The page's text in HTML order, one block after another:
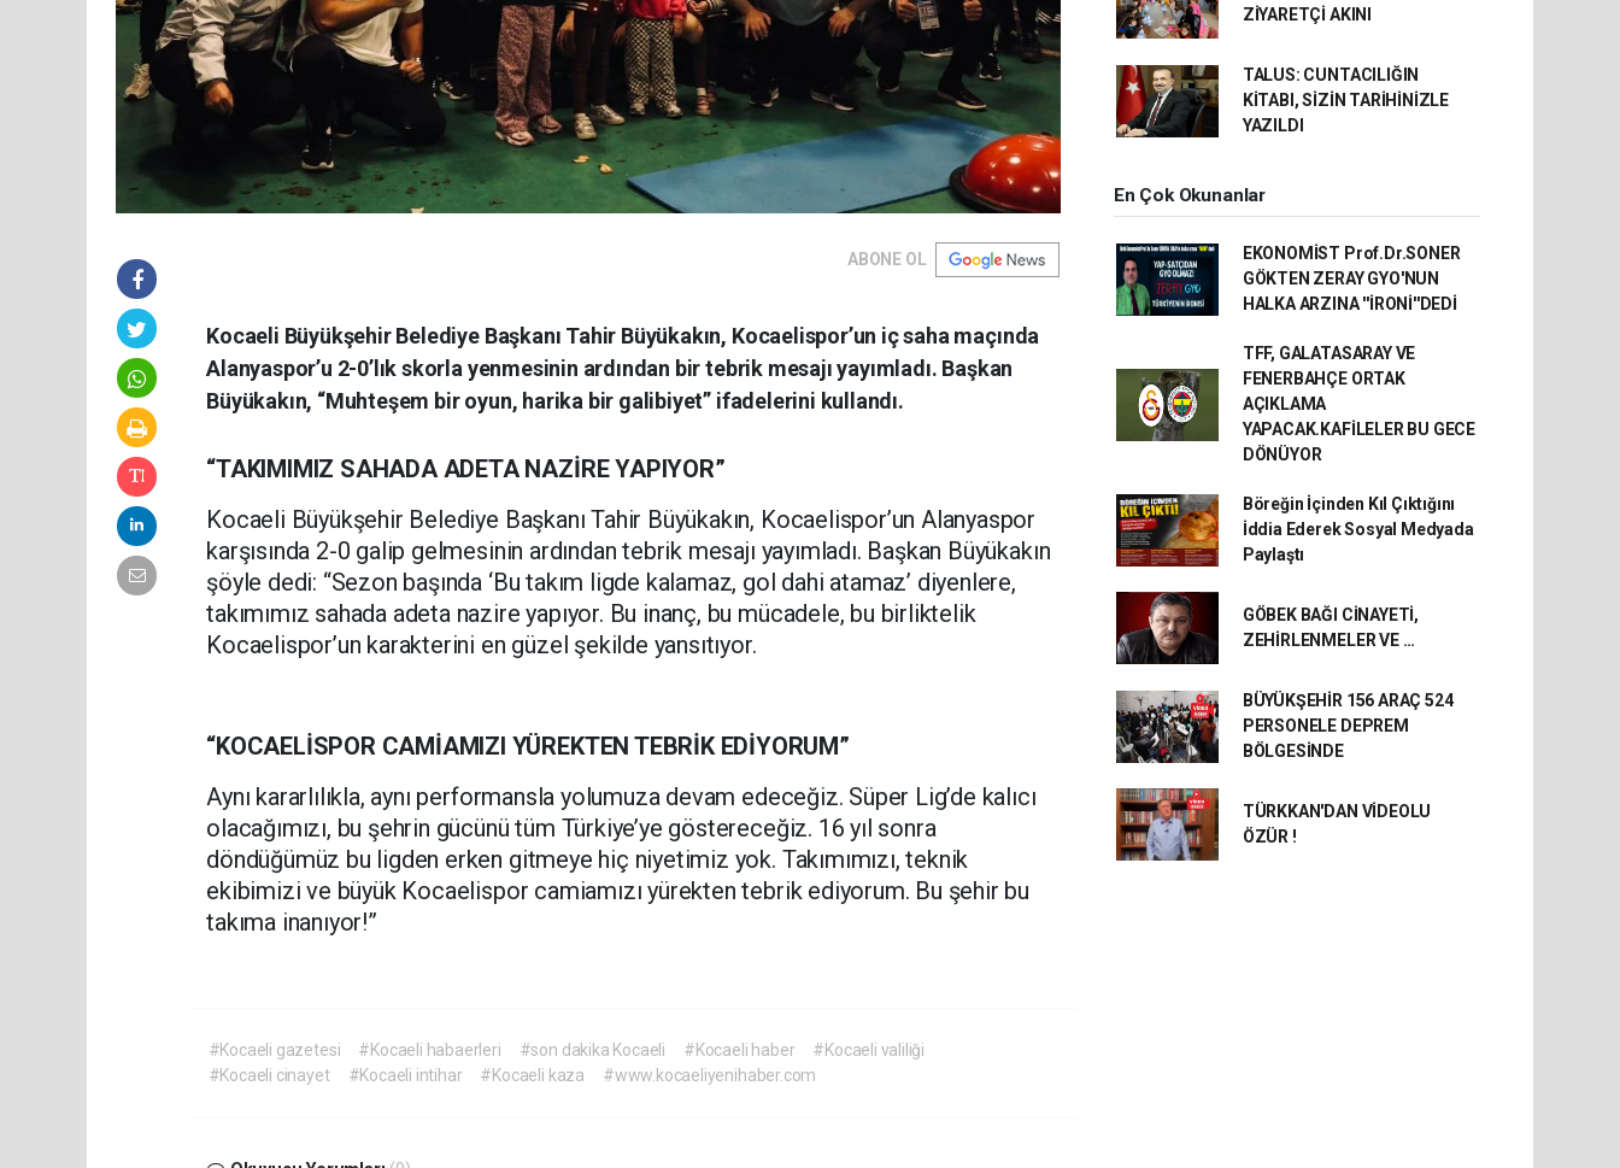
ABONE OL
Kocaeli Büyükşehir Belediye Başkanı Tahir Büyükakın, Kocaelispor’un iç saha maçında
Alanyaspor’u 2-0’lık skorla yenmesinin ardından bir tebrik mesajı yayımladı. Başkan
Büyükakın, “Muhteşem bir oyun, harika bir galibiyet” ifadelerini kullandı.
“TAKIMIMIZ SAHADA ADETA NAZİRE YAPIYOR”
Kocaeli Büyükşehir Belediye Başkanı Tahir Büyükakın, Kocaelispor’un Alanyaspor
karşısında 2-0 galip gelmesinin ardından tebrik mesajı yayımladı. Başkan Büyükakın
şöyle dedi: “Sezon başında ‘Bu takım ligde kalamaz, gol dahi atamaz’ diyenlere,
takımımız sahada adeta nazire yapıyor. Bu inanç, bu mücadele, bu birliktelik
Kocaelispor’un karakterini en güzel şekilde yansıtıyor.
“KOCAELİSPOR CAMİAMIZI YÜREKTEN TEBRİK EDİYORUM”
Aynı kararlılıkla, aynı performansla yolumuza devam edeceğiz. Süper Lig’de kalıcı
olacağımızı, bu şehrin gücünü tüm Türkiye’ye göstereceğiz. 16 yıl sonra
döndüğümüz bu ligden erken gitmeye hiç niyetimiz yok. Takımımızı, teknik
ekibimizi ve büyük Kocaelispor camiamızı yürekten tebrik ediyorum. Bu şehir bu
takıma inanıyor!”
#Kocaeli gazetesi #Kocaeli habaerleri #son dakika Kocaeli #Kocaeli haber
#Kocaeli valiliği
#Kocaeli cinayet
#Kocaeli intihar #Kocaeli kaza #www.kocaeliyenihaber.com
ZİYARETÇİ AKINI
TALUS: CUNTACILIĞIN
KİTABI, SİZİN TARİHİNİZLE
YAZILDI
En Çok Okunanlar
EKONOMİST Prof.Dr.SONER
GÖKTEN ZERAY GYO'NUN
HALKA ARZINA ''İRONİ''DEDİ
TFF, GALATASARAY VE
FENERBAHÇE ORTAK
AÇIKLAMA
YAPACAK.KAFİLELER BU GECE
DÖNÜYOR
Böreğin İçinden Kıl Çıktığını
İddia Ederek Sosyal Medyada
Paylaştı
GÖBEK BAĞI CİNAYETİ,
ZEHİRLENMELER VE …
BÜYÜKŞEHİR 156 ARAÇ 524
PERSONELE DEPREM
BÖLGESİNDE
TÜRKKAN'DAN VİDEOLU
ÖZÜR !